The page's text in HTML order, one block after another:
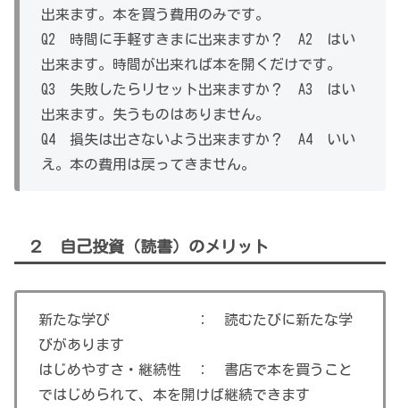
出来ます。本を買う費用のみです。
Q2 時間に手軽すきまに出来ますか？ A2 はい
出来ます。時間が出来れば本を開くだけです。
Q3 失敗したらリセット出来ますか？ A3 はい
出来ます。失うものはありません。
Q4 損失は出さないよう出来ますか？ A4 いい
え。本の費用は戻ってきません。
２ 自己投資（読書）のメリット
新たな学び ： 読むたびに新たな学
びがあります
はじめやすさ・継続性 ： 書店で本を買うこと
ではじめられて、本を開けば継続できます